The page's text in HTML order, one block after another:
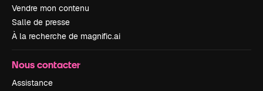
Vendre mon contenu
Salle de presse
À la recherche de magnific.ai
Nous contacter
Assistance